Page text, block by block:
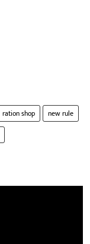
ration shop
new rule